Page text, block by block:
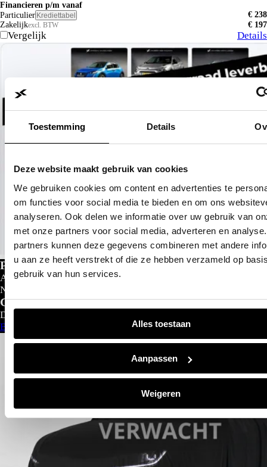
Toestemming Details
Deze website maakt gebruik van cookies
We gebruiken cookies om content en advertenties te
om functies voor social media te bieden en om ons
analyseren. Ook delen we informatie over uw gebruik van
met onze partners voor social media, adverteren en
partners kunnen deze gegevens combineren met andere
u aan ze heeft verstrekt of die ze hebben verzameld op
gebruik van hun services.
Alles toestaan
Aanpassen
Weigeren
Financieren p/m vanaf
Particulier Krediettabel
€ 238
Zakelijkexcl. BTW € 197
Vergelijk Details
Private lease
Al gedacht aan private lease?
Nu al vanaf
Configureer nu
Direct leverbaar
Bekijk aanbod